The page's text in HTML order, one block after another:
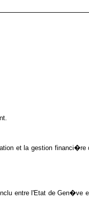
et la gestion
entre l'Etat de Gen�ve